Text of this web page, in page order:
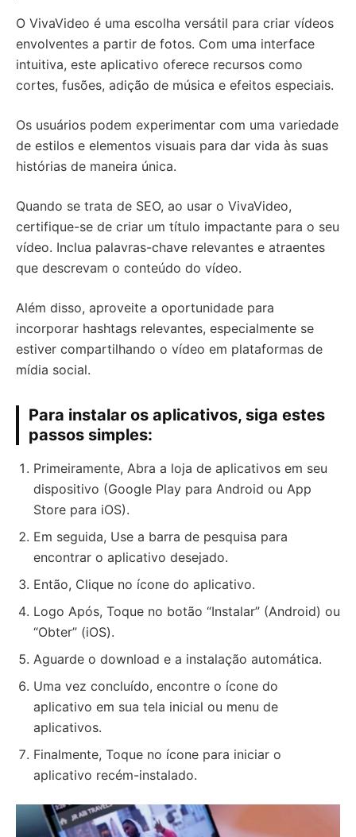
O VivaVideo é uma escolha versátil para criar vídeos
envolventes a partir de fotos. Com uma interface
intuitiva, este aplicativo oferece recursos como
cortes, fusões, adição de música e efeitos especiais.
Os usuários podem experimentar com uma variedade
de estilos e elementos visuais para dar vida às suas
histórias de maneira única.
Quando se trata de SEO, ao usar o VivaVideo,
certifique-se de criar um título impactante para o seu
vídeo. Inclua palavras-chave relevantes e atraentes
que descrevam o conteúdo do vídeo.
Além disso, aproveite a oportunidade para
incorporar hashtags relevantes, especialmente se
estiver compartilhando o vídeo em plataformas de
mídia social.
Para instalar os aplicativos, siga estes
passos simples:
Primeiramente, Abra a loja de aplicativos em seu
dispositivo (Google Play para Android ou App
Store para iOS).
Em seguida, Use a barra de pesquisa para
encontrar o aplicativo desejado.
Então, Clique no ícone do aplicativo.
Logo Após, Toque no botão “Instalar” (Android) ou
“Obter” (iOS).
Aguarde o download e a instalação automática.
Uma vez concluído, encontre o ícone do
aplicativo em sua tela inicial ou menu de
aplicativos.
Finalmente, Toque no ícone para iniciar o
aplicativo recém-instalado.